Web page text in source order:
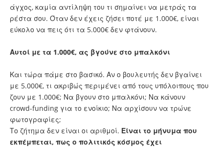
άγχος, καμία αντίληψη του τι σημαίνει να μετράς τα
ρέστα σου. Όταν δεν έχεις ζήσει ποτέ με 1.000€, είναι
εύκολο να πεις ότι τα 5.000€ δεν φτάνουν.
Αυτοί με τα 1.000€, ας βγούνε στο μπαλκόνι
Και τώρα πάμε στο βασικό. Αν ο βουλευτής δεν βγαίνει
με 5.000€, τι ακριβώς περιμένει από τους υπόλοιπους που
ζουν με 1.000€; Να βγουν στο μπαλκόνι; Να κάνουν
crowd-funding για το ενοίκιο; Να αρχίσουν να τρώνε
φωτογραφίες;
Το ζήτημα δεν είναι οι αριθμοί. Είναι το μήνυμα που
εκπέμπεται, πως ο πολιτικός κόσμος έχει